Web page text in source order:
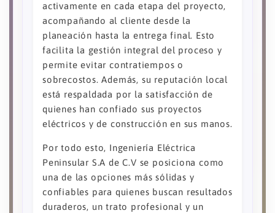
activamente en cada etapa del proyecto,
acompañando al cliente desde la
planeación hasta la entrega final. Esto
facilita la gestión integral del proceso y
permite evitar contratiempos o
sobrecostos. Además, su reputación local
está respaldada por la satisfacción de
quienes han confiado sus proyectos
eléctricos y de construcción en sus manos.
Por todo esto, Ingeniería Eléctrica
Peninsular S.A de C.V se posiciona como
una de las opciones más sólidas y
confiables para quienes buscan resultados
duraderos, un trato profesional y un